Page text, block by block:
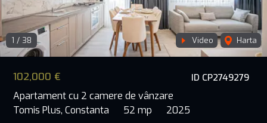
ID CP2749279
102,000 €
Apartament cu 2 camere de vânzare
Tomis Plus, Constanta
52 mp 2025
1 / 38 Video Harta